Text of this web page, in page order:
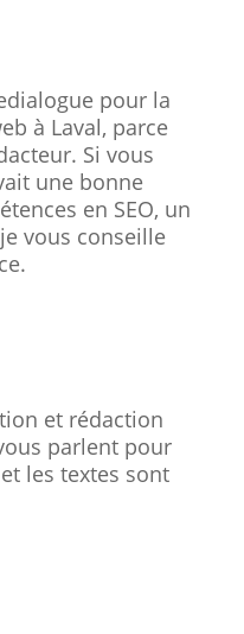
pour la
à Laval, parce
Si vous
une bonne
en SEO, un
vous conseille
et rédaction
parlent pour
les textes sont